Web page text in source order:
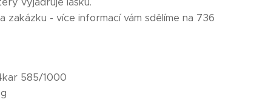
zakázku - více informací vám sdělíme na 736
585/1000